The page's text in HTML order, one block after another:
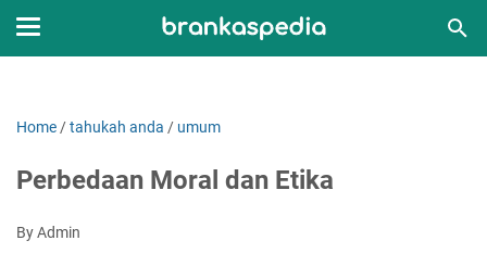
Home /tahukah anda / umum
Perbedaan Moral dan Etika
By Admin